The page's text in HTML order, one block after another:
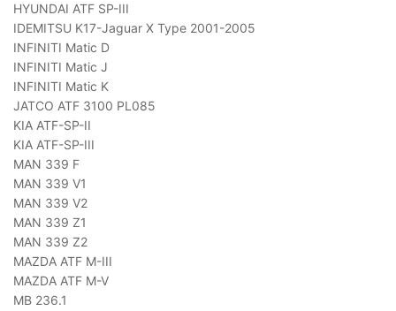
HYUNDAI ATF SP-III
IDEMITSU K17-Jaguar X Type 2001-2005
INFINITI Matic D
INFINITI Matic J
INFINITI Matic K
JATCO ATF 3100 PL085
KIA ATF-SP-II
KIA ATF-SP-III
MAN 339 F
MAN 339 V1
MAN 339 V2
MAN 339 Z1
MAN 339 Z2
MAZDA ATF M-III
MAZDA ATF M-V
MB 236.1